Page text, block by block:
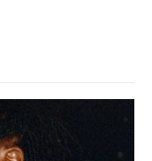
kina i streamovací
bojí nových nápadů?